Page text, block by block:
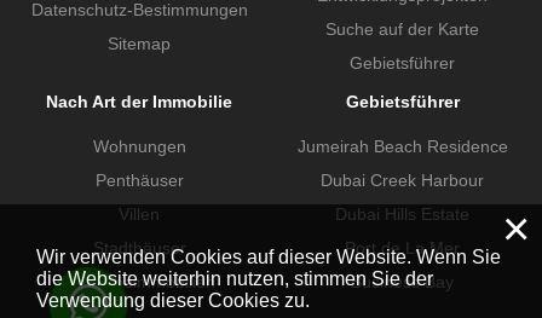
Datenschutz-Bestimmungen
Sitemap
Suche auf der Karte
Gebietsführer
Nach Art der Immobilie
Wohnungen
Penthäuser
Villen
Stadthäuser
Gewerbeimmobilien
Gebietsführer
Jumeirah Beach Residence
Dubai Creek Harbour
Dubai Hills Estate
Port de La Mer
Business Bay
×
Wir verwenden Cookies auf dieser Website. Wenn Sie
die Website weiterhin nutzen, stimmen Sie der
Verwendung dieser Cookies zu.